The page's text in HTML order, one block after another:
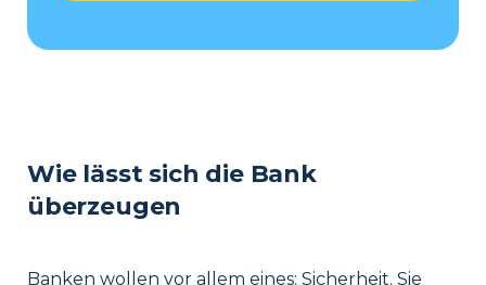
Wie lässt sich die Bank
überzeugen
Banken wollen vor allem eines: Sicherheit. Sie